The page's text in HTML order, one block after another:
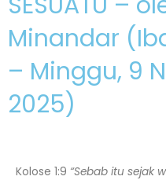
Minandar
– Minggu, 9
2025)
Kolose 1:9 “Sebab itu sejak